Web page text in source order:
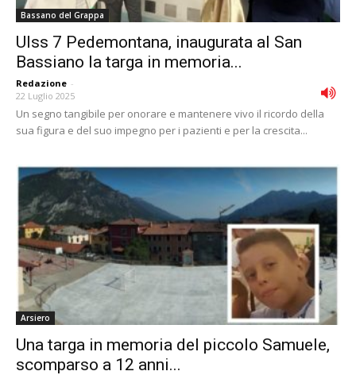
Bassano del Grappa
Ulss 7 Pedemontana, inaugurata al San
Bassiano la targa in memoria...
Redazione -
22 Luglio 2025
Un segno tangibile per onorare e mantenere vivo il ricordo della
sua figura e del suo impegno per i pazienti e per la crescita...
Arsiero
Una targa in memoria del piccolo Samuele,
scomparso a 12 anni...